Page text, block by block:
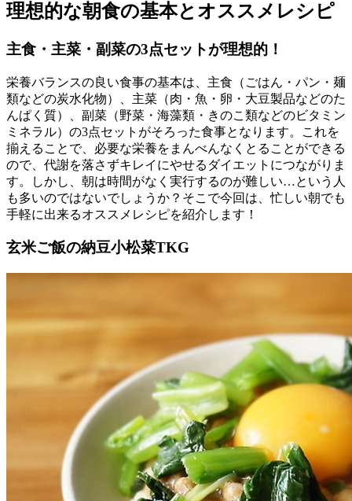
理想的な朝食の基本とオススメレシピ
主食・主菜・副菜の3点セットが理想的！
栄養バランスの良い食事の基本は、主食（ごはん・パン・麺
類などの炭水化物）、主菜（肉・魚・卵・大豆製品などのた
んぱく質）、副菜（野菜・海藻類・きのこ類などのビタミン
ミネラル）の3点セットがそろった食事となります。これを
揃えることで、必要な栄養をまんべんなくとることができる
ので、代謝を落さずキレイにやせるダイエットにつながりま
す。しかし、朝は時間がなく実行するのが難しい…という人
も多いのではないでしょうか？そこで今回は、忙しい朝でも
手軽に出来るオススメレシピを紹介します！
玄米ご飯の納豆小松菜TKG